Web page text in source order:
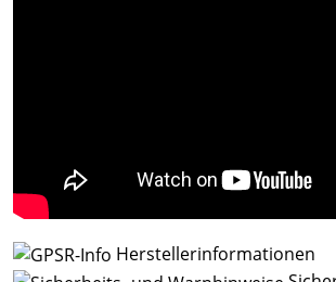
Herstellerinformationen